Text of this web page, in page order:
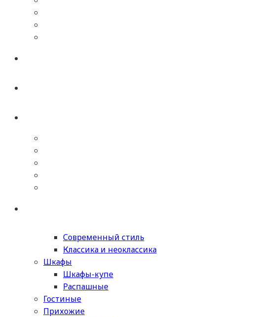
Современный стиль
Классика и неоклассика
Шкафы
Шкафы-купе
Распашные
Гостиные
Прихожие